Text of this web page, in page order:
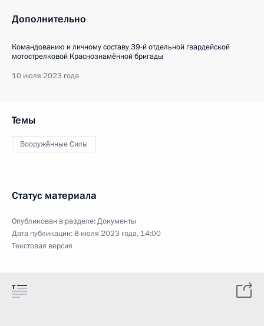
Дополнительно
Командованию и личному составу 39-й отдельной гвардейской
мотострелковой Краснознамённой бригады
10 июля 2023 года
Темы
Вооружённые Силы
Статус материала
Опубликован в разделе:Документы
Дата публикации:8 июля 2023 года, 14:00
Текстовая версия